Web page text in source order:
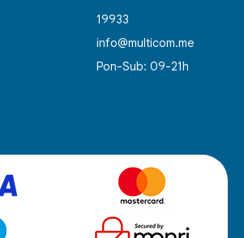
19933
info@multicom.me
Pon-Sub: 09-21h